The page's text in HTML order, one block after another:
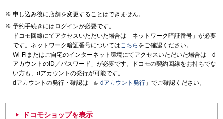
申し込み後に店舗を変更することはできません。
予約手続きにはログインが必要です。
ドコモ回線にてアクセスいただいた場合は「ネットワーク暗証番号」が必要
です。ネットワーク暗証番号についてはこちら をご確認ください。
Wi-Fiまたはご自宅のインターネット環境にてアクセスいただいた場合は「d
アカウントのID／パスワード」が必要です。ドコモの契約回線をお持ちでな
い方も、dアカウントの発行が可能です。
dアカウントの発行・確認は「
dアカウント発行 」でご確認ください。
ドコモショップを表示